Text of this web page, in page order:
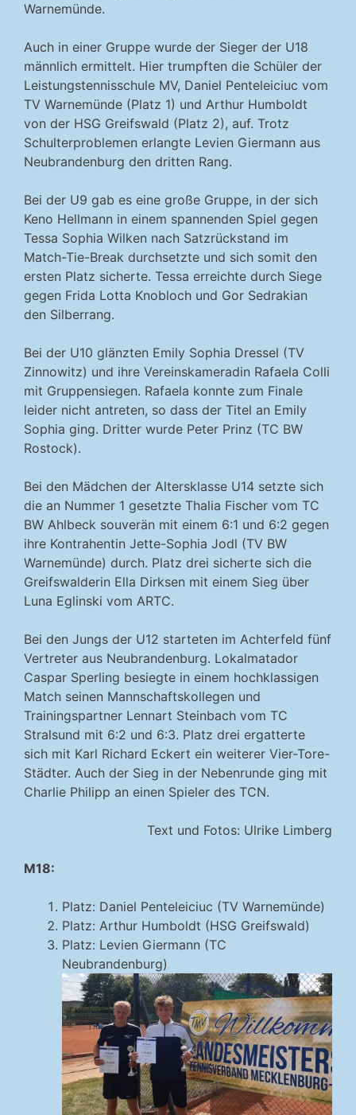
Warnemünde.
Auch in einer Gruppe wurde der Sieger der U18
männlich ermittelt. Hier trumpften die Schüler der
Leistungstennisschule MV, Daniel Penteleiciuc vom
TV Warnemünde (Platz 1) und Arthur Humboldt
von der HSG Greifswald (Platz 2), auf. Trotz
Schulterproblemen erlangte Levien Giermann aus
Neubrandenburg den dritten Rang.
Bei der U9 gab es eine große Gruppe, in der sich
Keno Hellmann in einem spannenden Spiel gegen
Tessa Sophia Wilken nach Satzrückstand im
Match-Tie-Break durchsetzte und sich somit den
ersten Platz sicherte. Tessa erreichte durch Siege
gegen Frida Lotta Knobloch und Gor Sedrakian
den Silberrang.
Bei der U10 glänzten Emily Sophia Dressel (TV
Zinnowitz) und ihre Vereinskameradin Rafaela Colli
mit Gruppensiegen. Rafaela konnte zum Finale
leider nicht antreten, so dass der Titel an Emily
Sophia ging. Dritter wurde Peter Prinz (TC BW
Rostock).
Bei den Mädchen der Altersklasse U14 setzte sich
die an Nummer 1 gesetzte Thalia Fischer vom TC
BW Ahlbeck souverän mit einem 6:1 und 6:2 gegen
ihre Kontrahentin Jette-Sophia Jodl (TV BW
Warnemünde) durch. Platz drei sicherte sich die
Greifswalderin Ella Dirksen mit einem Sieg über
Luna Eglinski vom ARTC.
Bei den Jungs der U12 starteten im Achterfeld fünf
Vertreter aus Neubrandenburg. Lokalmatador
Caspar Sperling besiegte in einem hochklassigen
Match seinen Mannschaftskollegen und
Trainingspartner Lennart Steinbach vom TC
Stralsund mit 6:2 und 6:3. Platz drei ergatterte
sich mit Karl Richard Eckert ein weiterer Vier-Tore-
Städter. Auch der Sieg in der Nebenrunde ging mit
Charlie Philipp an einen Spieler des TCN.
Text und Fotos: Ulrike Limberg
M18:
Platz: Daniel Penteleiciuc (TV Warnemünde)
Platz: Arthur Humboldt (HSG Greifswald)
Platz: Levien Giermann (TC
Neubrandenburg)